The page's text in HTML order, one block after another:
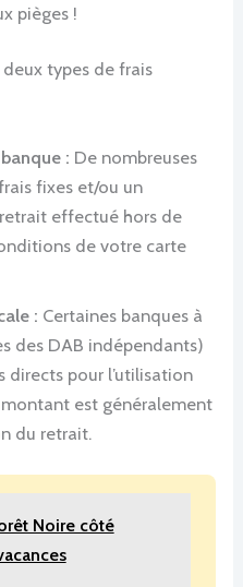
pièges !
deux types de frais
: De nombreuses
fixes et/ou un
effectué hors de
de votre carte
: Certaines banques à
des DAB indépendants)
directs pour l’utilisation
est généralement
du retrait.
Noire côté